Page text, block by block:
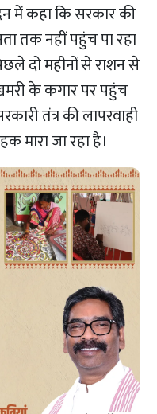
में कहा कि सरकार की
तक नहीं पहुंच पा रहा
दो महीनों से राशन से
के कगार पर पहुंच
तंत्र की लापरवाही
मारा जा रहा है।